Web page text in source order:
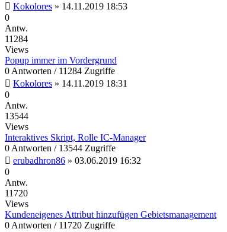
Kokolores » 14.11.2019 18:53
0
Antw.
11284
Views
Popup immer im Vordergrund
0 Antworten / 11284 Zugriffe
Kokolores » 14.11.2019 18:31
0
Antw.
13544
Views
Interaktives Skript, Rolle IC-Manager
0 Antworten / 13544 Zugriffe
erubadhron86 » 03.06.2019 16:32
0
Antw.
11720
Views
Kundeneigenes Attribut hinzufügen Gebietsmanagement
0 Antworten / 11720 Zugriffe